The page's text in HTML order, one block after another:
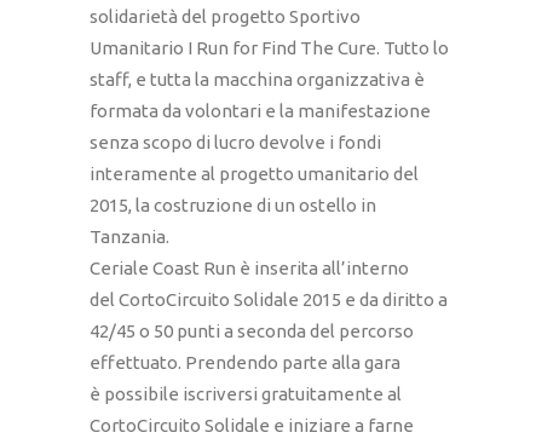
solidarietà del progetto Sportivo
Umanitario I Run for Find The Cure. Tutto lo
staff, e tutta la macchina organizzativa è
formata da volontari e la manifestazione
senza scopo di lucro devolve i fondi
interamente al progetto umanitario del
2015, la costruzione di un ostello in
Tanzania.
Ceriale Coast Run è inserita all’interno
del CortoCircuito Solidale 2015 e da diritto a
42/45 o 50 punti a seconda del percorso
effettuato. Prendendo parte alla gara
è possibile iscriversi gratuitamente al
CortoCircuito Solidale e iniziare a farne